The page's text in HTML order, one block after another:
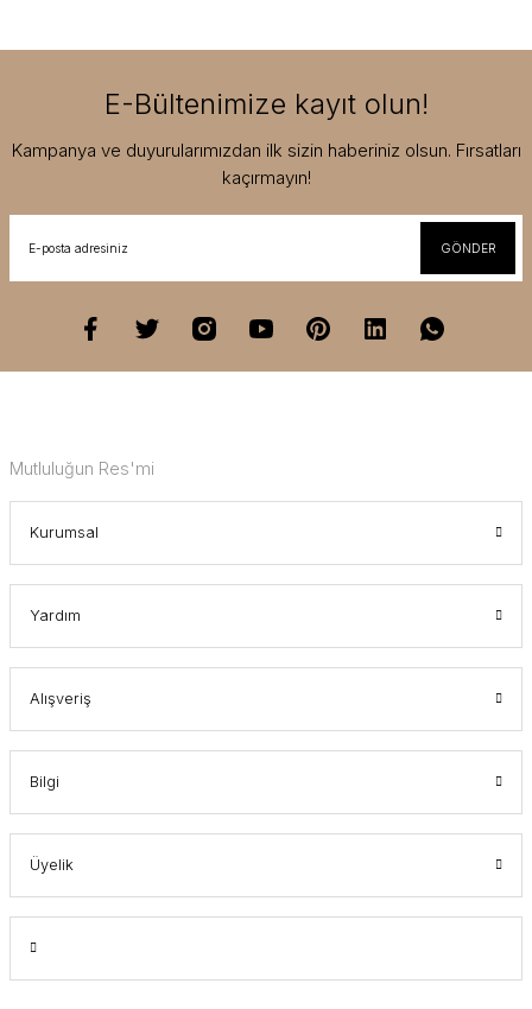
E-Bültenimize kayıt olun!
Kampanya ve duyurularımızdan ilk sizin haberiniz olsun. Fırsatları
kaçırmayın!
GÖNDER
Mutluluğun Res'mi
Kurumsal
Yardım
Alışveriş
Bilgi
Üyelik